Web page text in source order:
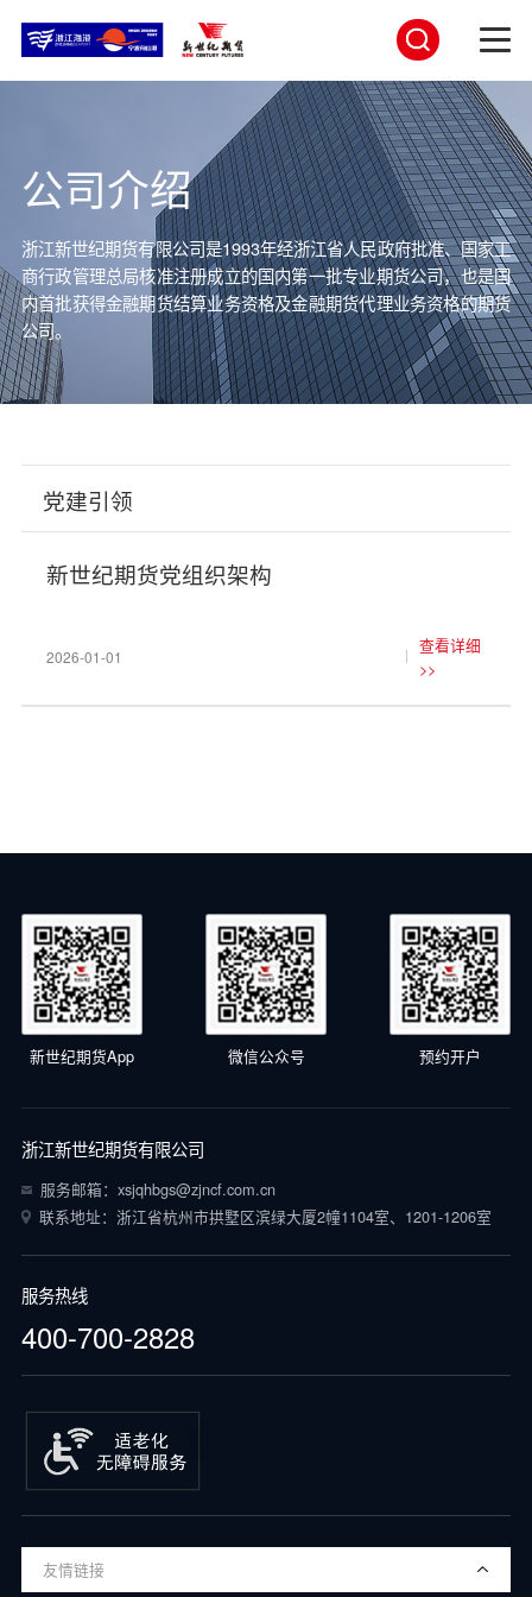
公司介绍
浙江新世纪期货有限公司是1993年经浙江省人民政府批准、国家工
商行政管理总局核准注册成立的国内第一批专业期货公司，也是国
内首批获得金融期货结算业务资格及金融期货代理业务资格的期货
公司。
党建引领
新世纪期货党组织架构
2026-01-01
查看详细
>>
新世纪期货App 微信公众号 预约开户
浙江新世纪期货有限公司
服务邮箱：xsjqhbgs@zjncf.com.cn
联系地址：浙江省杭州市拱墅区滨绿大厦2幢1104室、1201-1206室
服务热线
400-700-2828
友情链接